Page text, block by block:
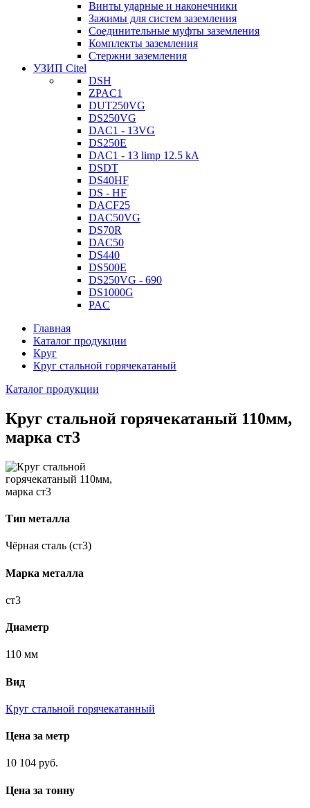
Винты ударные и наконечники
Зажимы для систем заземления
Соединительные муфты заземления
Комплекты заземления
Стержни заземления
УЗИП Citel
DSH
ZPAC1
DUT250VG
DS250VG
DAC1 - 13VG
DS250E
DAC1 - 13 limp 12.5 kA
DSDT
DS40HF
DS - HF
DACF25
DAC50VG
DS70R
DAC50
DS440
DS500E
DS250VG - 690
DS1000G
PAC
Главная
Каталог продукции
Круг
Круг стальной горячекатаный
Каталог продукции
Круг стальной горячекатаный 110мм,
марка ст3
Тип металла
Чёрная сталь (ст3)
Марка металла
ст3
Диаметр
110 мм
Вид
Круг стальной горячекатанный
Цена за метр
10 104 руб.
Цена за тонну